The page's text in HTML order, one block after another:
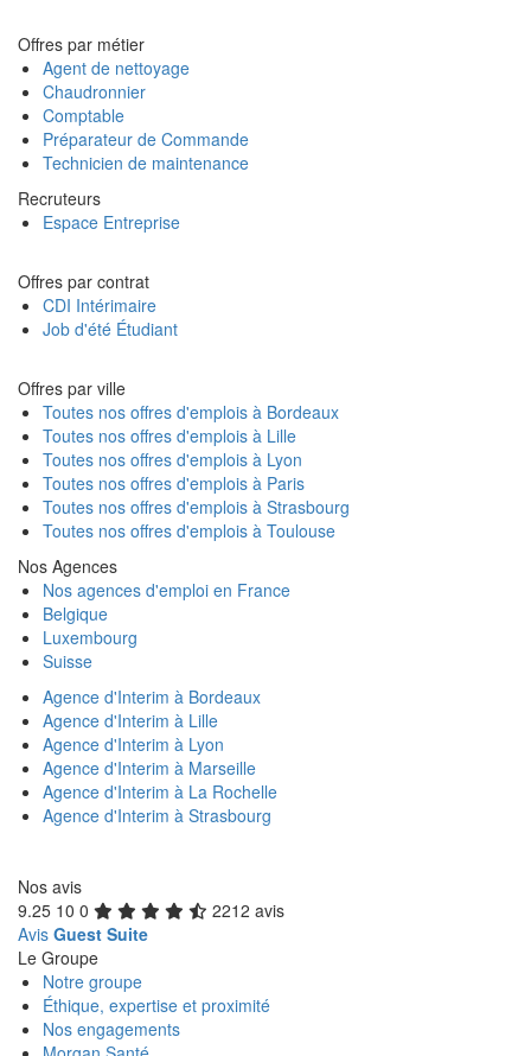
Offres par métier
Agent de nettoyage
Chaudronnier
Comptable
Préparateur de Commande
Technicien de maintenance
Recruteurs
Espace Entreprise
Offres par contrat
CDI Intérimaire
Job d'été Étudiant
Offres par ville
Toutes nos offres d'emplois à Bordeaux
Toutes nos offres d'emplois à Lille
Toutes nos offres d'emplois à Lyon
Toutes nos offres d'emplois à Paris
Toutes nos offres d'emplois à Strasbourg
Toutes nos offres d'emplois à Toulouse
Nos Agences
Nos agences d'emploi en France
Belgique
Luxembourg
Suisse
Agence d'Interim à Bordeaux
Agence d'Interim à Lille
Agence d'Interim à Lyon
Agence d'Interim à Marseille
Agence d'Interim à La Rochelle
Agence d'Interim à Strasbourg
Nos avis
9.25 10 0
2212 avis
Avis Guest Suite
Le Groupe
Notre groupe
Éthique, expertise et proximité
Nos engagements